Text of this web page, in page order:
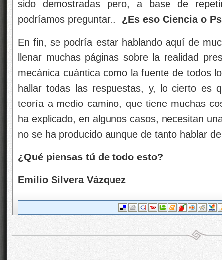
sido demostradas pero, a base de
podríamos preguntar.. ¿Es eso Ciencia o
En fin, se podría estar hablando aquí de
llenar muchas páginas sobre la realidad
mecánica cuántica como la fuente de todos
hallar todas las respuestas, y, lo cierto es
teoría a medio camino, que tiene muchas
ha explicado, en algunos casos, necesitan
no se ha producido aunque de tanto hablar
¿Qué piensas tú de todo esto?
Emilio Silvera Vázquez